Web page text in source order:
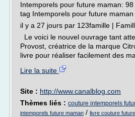
Intemporels pour future maman:
tag Intemporels pour future maman
il y a 27 jours par 123famille |
Le voici le nouvel ouvrage tant
Provost, créatrice de la marque
livre pour réaliser facilement des
Lire la suite
Site : http://www.canalblog.com
Thèmes liés : couture intemporels
intemporels future maman / livre couture